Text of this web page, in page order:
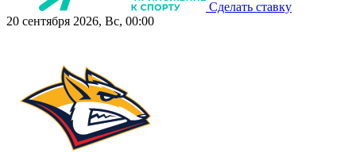
Сделать ставку
20 сентября 2026, Вс, 00:00